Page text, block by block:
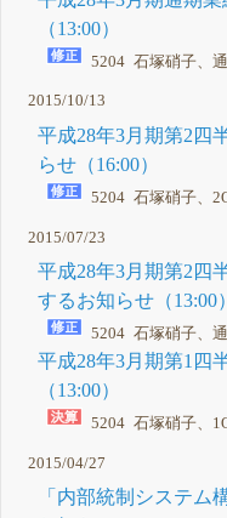
（13:00）
5204 石塚硝子、
2015/10/13
平成28年3月期第2四
らせ（16:00）
5204 石塚硝子、
2015/07/23
平成28年3月期第2四
するお知らせ（13:00）
5204 石塚硝子、
平成28年3月期第1四
（13:00）
5204 石塚硝子、
2015/04/27
「内部統制システム